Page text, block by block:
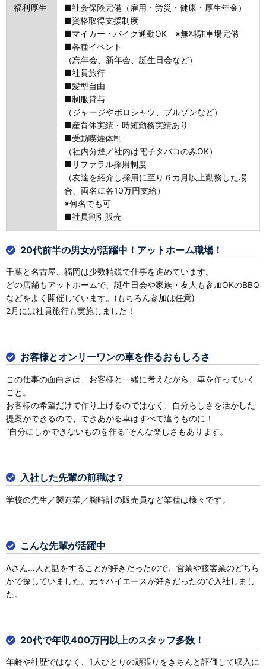
福利厚生
■社会保険完備（雇用・労災・健康・厚生年金）
■資格取得支援制度
■マイカー・バイク通勤OK ※無料駐車場完備
■各種イベント
（忘年会、新年会、誕生日会など）
■社員旅行
■髪型自由
■制服貸与
（ジャージやポロシャツ、ブルゾンなど）
■産育休実績・時短勤務実績あり
■受動喫煙体制
（社内分煙／社内は電子タバコのみOK）
■リファラル採用制度
（友達を紹介し採用に至り６カ月以上勤務した場
合、両名に各10万円支給）
※何名でも可
■社員割引販売
20代前半の男女が活躍中！アットホーム職場！
千葉と名古屋、福岡は少数精鋭で仕事を進めています。
どの店舗もアットホームで、誕生日会や家族・友人も参加OKのBBQ
などをよく開催しています。(もちろん参加は任意)
2月には社員旅行も実施しました！
お客様とオンリーワンの車を作るおもしろさ
この仕事の面白さは、お客様と一緒に考えながら、車を作っていく
こと。
お客様の希望だけで作り上げるのではなく、自分らしさを活かした
提案ができるので、できあがる車はすべて違うものに！
”自分にしかできないものを作る”そんな楽しさもあります。
入社した先輩の前職は？
学校の先生／製造業／腕時計の販売員など業種は様々です。
こんな先輩が活躍中
Aさん…人と話をすることが好きだったので、営業や接客業のどちら
かで探していました。元々ハイエースが好きだったので入社しまし
た。
20代で年収400万円以上のスタッフ多数！
年齢や社歴ではなく、1人ひとりの頑張りをきちんと評価して収入に